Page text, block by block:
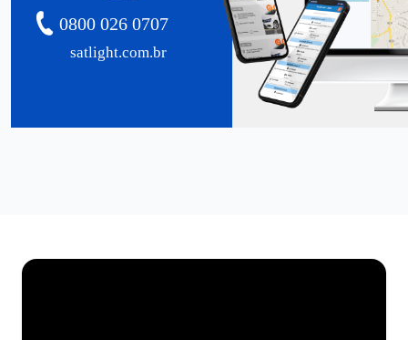
satlight.com.br
0800 026 0707